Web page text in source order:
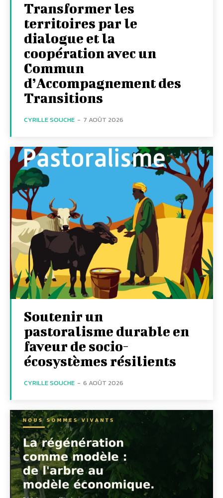
Transformer les
territoires par le
dialogue et la
coopération avec un
Commun
d’Accompagnement des
Transitions
CYRILLE SOUCHE - 7 AOÛT 2026
Soutenir un
pastoralisme durable en
faveur de socio-
écosystèmes résilients
CYRILLE SOUCHE - 6 AOÛT 2026